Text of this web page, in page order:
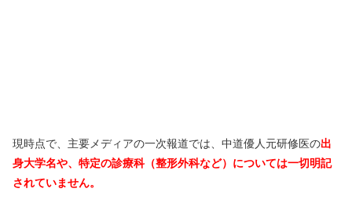
現時点で、主要メディアの一次報道では、中道優人元研修医の出
身大学名や、特定の診療科（整形外科など）については一切明記
されていません。